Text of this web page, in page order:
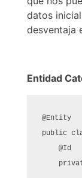
datos
desventaja
Entidad
@Entity
public
    @Id